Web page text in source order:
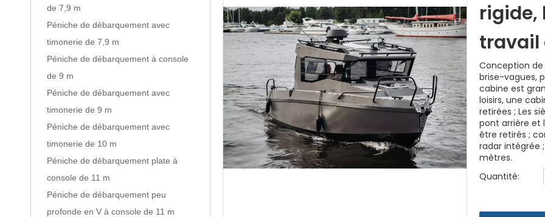
de 7,9 m
Péniche de débarquement avec
timonerie de 7,9 m
Péniche de débarquement à console
de 9 m
Péniche de débarquement avec
timonerie de 9 m
Péniche de débarquement avec
timonerie de 10 m
Péniche de débarquement plate à
console de 11 m
Péniche de débarquement peu
profonde en V à console de 11 m
rigide,
travail
Conception de
brise-vagues,
cabine est
loisirs, une
retirées ; Les
pont arrière et
être retirés ;
radar intégrée
mètres.
Quantité: